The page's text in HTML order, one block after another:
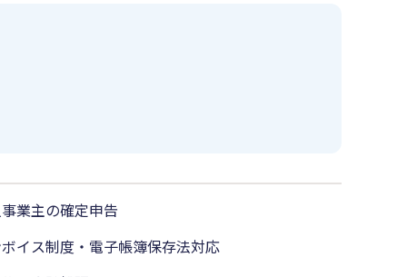
業主の確定申告
イス制度・電子帳簿保存法対応